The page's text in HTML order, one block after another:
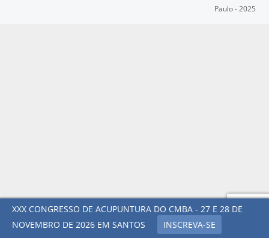
XXX CONGRESSO DE ACUPUNTURA DO CMBA - 27 E 28 DE
NOVEMBRO DE 2026 EM SANTOS
INSCREVA-SE
Paulo - 2025